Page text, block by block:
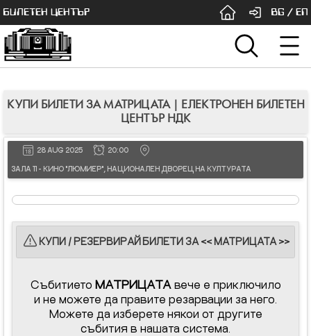
БИЛЕТЕН ЦЕНТЪР BG / EN
КУПИ БИЛЕТИ ЗА МАТРИЦАТА | ЕЛЕКТРОНЕН БИЛЕТЕН
ЦЕНТЪР НДК
28 AUG 2025 20:00
ЗАЛА 11 - КИНО "ЛЮМИЕР", НАЦИОНАЛЕН ДВОРЕЦ НА КУЛТУРАТА
КУПИ / РЕЗЕРВИРАЙ БИЛЕТИ ЗА << МАТРИЦАТА >>
Събитието МАТРИЦАТА вече е приключило
и не можете да правите резарвации за него.
Можете да изберете някои от другите
събития в нашата система.